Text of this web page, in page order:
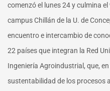
comenzó el lunes 24 y culmina
campus Chillán de la U. de
encuentro e intercambio de
22 países que integran la Red
Ingeniería Agroindustrial, que,
sustentabilidad de los procesos